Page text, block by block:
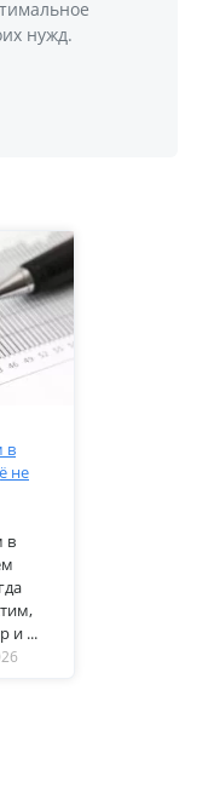
нужд.
в
не
в
и ...